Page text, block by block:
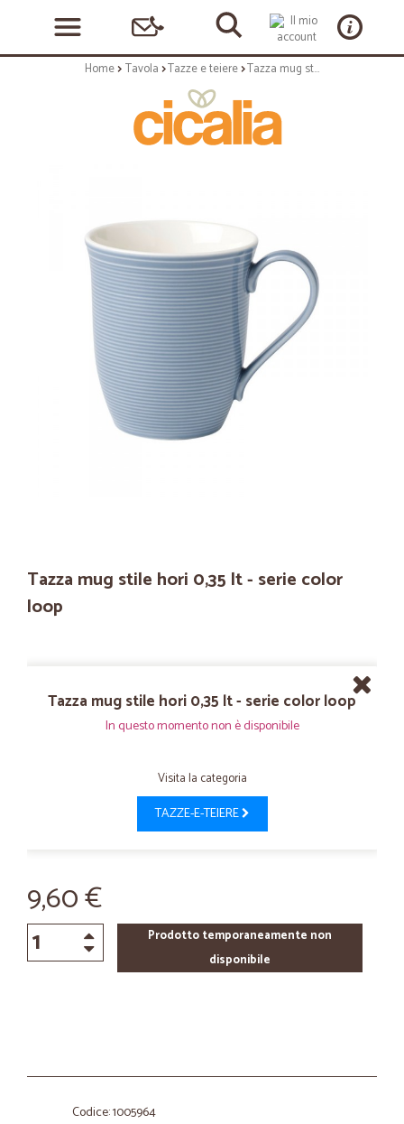
Home Tavola Tazze e teiere Tazza mug stile hori 0,35 lt - serie color loop
Tazza mug stile hori 0,35 lt - serie color
loop
Tazza mug stile hori 0,35 lt - serie color loop
In questo momento non è disponibile
Visita la categoria
TAZZE-E-TEIERE
9,60 €
Prodotto temporaneamente non
disponibile
Codice: 1005964